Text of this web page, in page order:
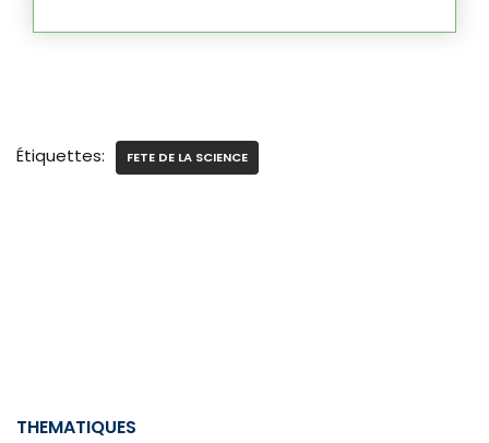
Étiquettes: FETE DE LA SCIENCE
THEMATIQUES